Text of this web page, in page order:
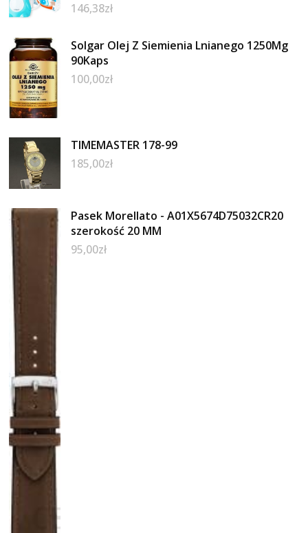
146,38zł
Solgar Olej Z Siemienia Lnianego 1250Mg
90Kaps
100,00zł
TIMEMASTER 178-99
185,00zł
Pasek Morellato - A01X5674D75032CR20
szerokość 20 MM
95,00zł